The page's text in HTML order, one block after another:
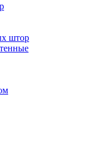
штор